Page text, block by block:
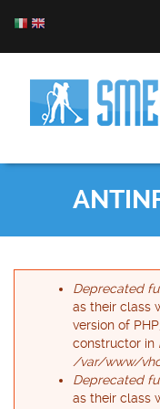
Form di
Cerca
Deprecated
as their class
version of
constructor in
/var/www/
Deprecated
as their class